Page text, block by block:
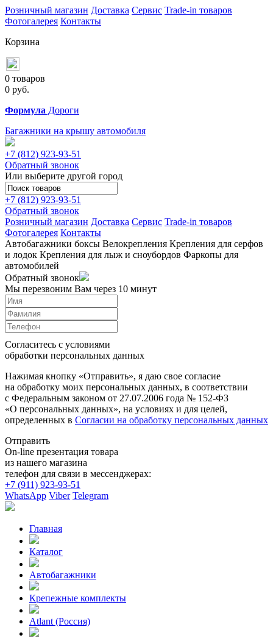
Розничный магазин Доставка Сервис Trade-in товаров
Фотогалерея Контакты
Корзина
0 товаров
0 руб.
Формула Дороги
Багажники на крышу автомобиля
+7 (812) 923-93-51
Обратный звонок
Или выберите другой город
+7 (812) 923-93-51
Обратный звонок
Розничный магазин Доставка Сервис Trade-in товаров
Фотогалерея Контакты
Автобагажники боксы Велокрепления Крепления для серфов
и лодок Крепления для лыж и сноубордов Фаркопы для
автомобилей
Обратный звонок
Мы перезвоним Вам через 10 минут
Согласитесь с условиями
обработки персональных данных
Нажимая кнопку «Отправить», я даю свое согласие
на обработку моих персональных данных, в соответствии
с Федеральным законом от 27.07.2006 года № 152-ФЗ
«О персональных данных», на условиях и для целей,
определенных в Согласии на обработку персональных данных
Отправить
On-line презентация товара
из нашего магазина
телефон для связи в мессенджерах:
+7 (911) 923-93-51
WhatsApp Viber Telegram
Главная
Каталог
Автобагажники
Крепежные комплекты
Atlant (Россия)